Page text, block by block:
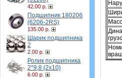
42.00 р.
Подшипник 180206
(6206-2RS)
135.00 р.
Шарик подшипника
2
2.00 р.
Ролик подшипника
2*9,8 (2х10)
6.00 р.